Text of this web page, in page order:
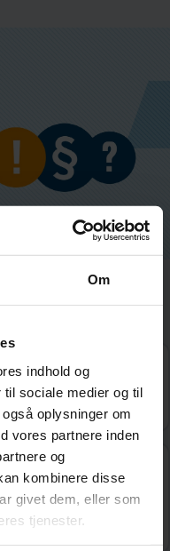
Om
indhold og
sociale medier og til
oplysninger om
vores partnere inden
og
kombinere disse
givet dem, eller som
tjenester.
din telefon,
kun i
kørekort når
det på min